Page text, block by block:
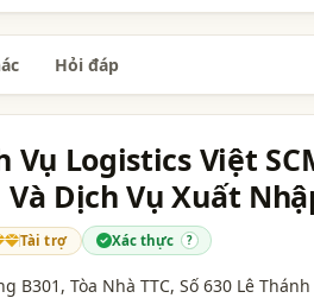
Hỏi đáp
Vụ Logistics Việt
Dịch Vụ Xuất
Tài trợ Xác thực ?
B301, Tòa Nhà TTC, Số 630 Lê